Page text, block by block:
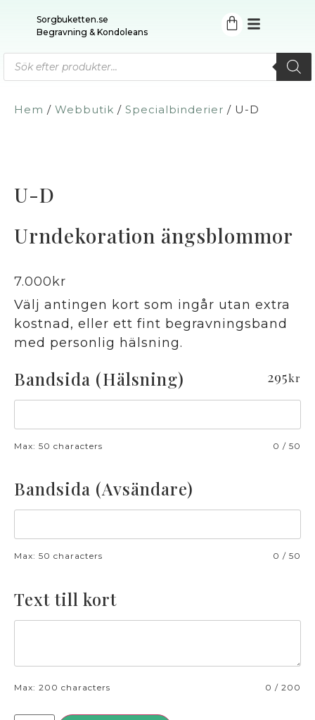
Sorgbuketten.se
Begravning & Kondoleans
Hem / Webbutik / Specialbinderier / U-D
U-D
Urndekoration ängsblommor
7.000 kr
Välj antingen kort som ingår utan extra
kostnad, eller ett fint begravningsband
med personlig hälsning.
Bandsida (Hälsning) 295kr
0 / 50
Max: 50 characters
Bandsida (Avsändare)
0 / 50
Max: 50 characters
Text till kort
0 / 200
Max: 200 characters